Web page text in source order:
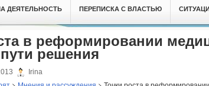
ДЕЯТЕЛЬНОСТЬ ПЕРЕПИСКА С ВЛАСТЬЮ
в реформировании
решения
Irina